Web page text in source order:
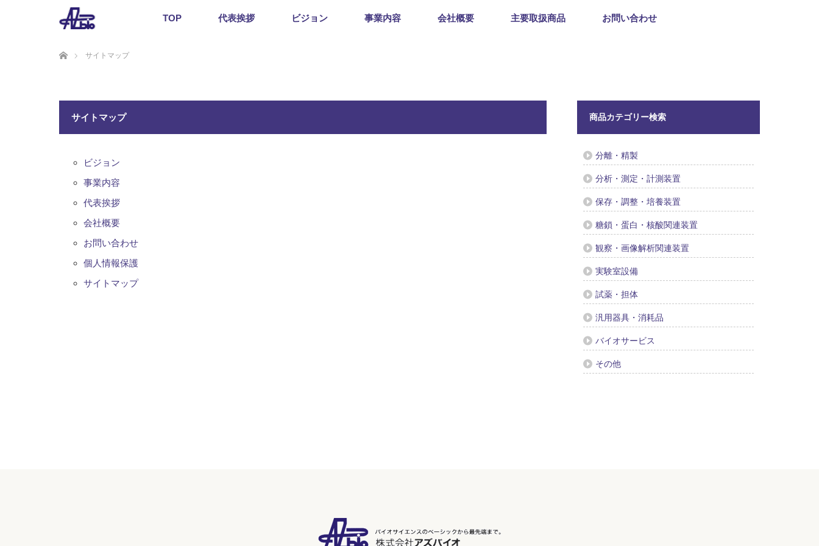
TOP 代表挨拶 ビジョン 事業内容 会社概要 主要取扱商品 お問い合わせ
サイトマップ
サイトマップ
ビジョン
事業内容
代表挨拶
会社概要
お問い合わせ
個人情報保護
サイトマップ
商品カテゴリー検索
分離・精製
分析・測定・計測装置
保存・調整・培養装置
糖鎖・蛋白・核酸関連装置
観察・画像解析関連装置
実験室設備
試薬・担体
汎用器具・消耗品
バイオサービス
その他